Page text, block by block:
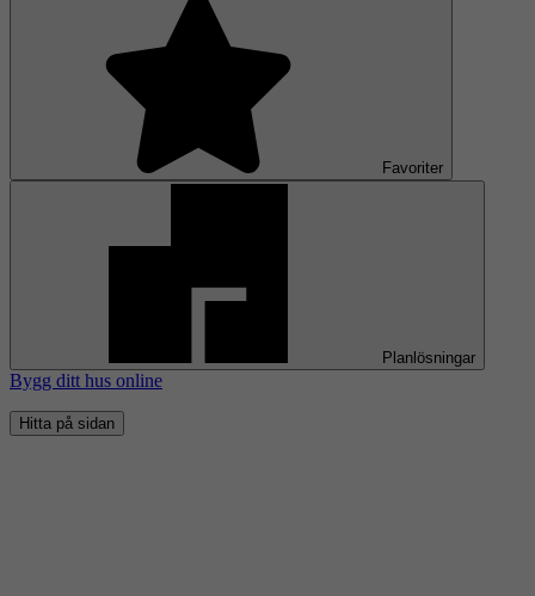
Favoriter
Planlösningar
Bygg ditt hus online
Hitta på sidan